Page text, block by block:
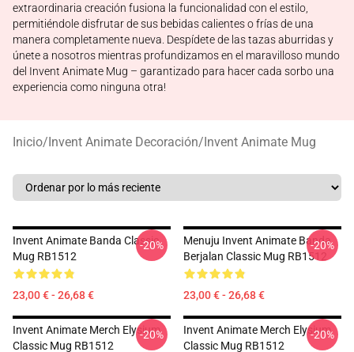
extraordinaria creación fusiona la funcionalidad con el estilo,
permitiéndole disfrutar de sus bebidas calientes o frías de una
manera completamente nueva. Despídete de las tazas aburridas y
únete a nosotros mientras profundizamos en el maravilloso mundo
del Invent Animate Mug – garantizado para hacer cada sorbo una
experiencia como ninguna otra!
Inicio/Invent Animate Decoración/Invent Animate Mug
Invent Animate Banda Classic
Mug RB1512
23,00 € - 26,68 €
-20%
Menuju Invent Animate Banda
Berjalan Classic Mug RB1512
23,00 € - 26,68 €
-20%
Invent Animate Merch Elysium
Classic Mug RB1512
-20%
Invent Animate Merch Elysium
Classic Mug RB1512
-20%